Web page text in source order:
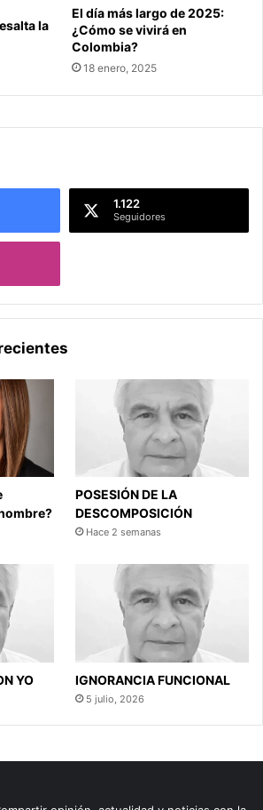
la
El día más largo de 2025:
¿Cómo se vivirá en
Colombia?
18 enero, 2025
1.122
Seguidores
POSESIÓN DE LA
DESCOMPOSICIÓN
Hace 2 semanas
YO IGNORANCIA FUNCIONAL
5 julio, 2026